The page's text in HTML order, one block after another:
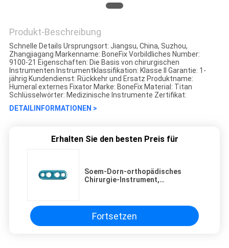
Produkt-Beschreibung
Schnelle Details Ursprungsort: Jiangsu, China, Suzhou,
Zhangjiagang Markenname: BoneFix Vorbildliches Number:
9100-21 Eigenschaften: Die Basis von chirurgischen
Instrumenten Instrumentklassifikation: Klasse II Garantie: 1-
jährig Kundendienst: Rückkehr und Ersatz Produktname:
Humeral externes Fixator Marke: BoneFix Material: Titan
Schlüsselwörter: Medizinische Instrumente Zertifikat:
DETAILINFORMATIONEN >
Erhalten Sie den besten Preis für
Soem-Dorn-orthopädisches
Chirurgie-Instrument,
Fortsetzen